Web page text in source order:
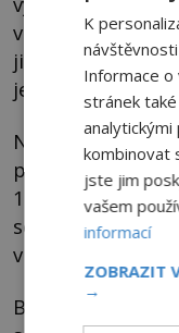
vést vícedenní
jihovýchodního
jedním z těch,
Neohrožený
pronásledování
1995 na mytické
setkání patří
vnitrozemského
Během jednoho
K
Informace o
stránek
kombinovat
jste jim
vašem
informací
ZOBRAZIT
→